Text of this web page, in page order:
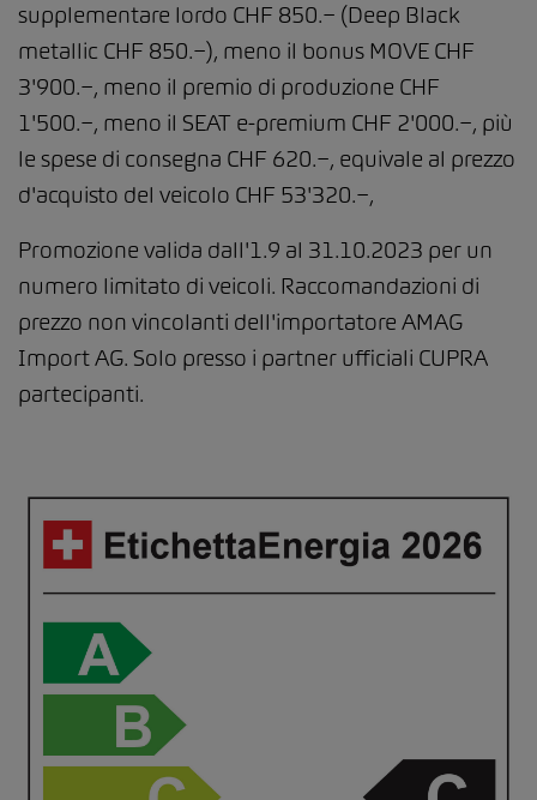
supplementare lordo CHF 850.− (Deep Black
metallic CHF 850.−), meno il bonus MOVE CHF
3'900.−, meno il premio di produzione CHF
1'500.−, meno il SEAT e-premium CHF 2'000.−, più
le spese di consegna CHF 620.−, equivale al prezzo
d'acquisto del veicolo CHF 53'320.−,
Promozione valida dall'1.9 al 31.10.2023 per un
numero limitato di veicoli. Raccomandazioni di
prezzo non vincolanti dell'importatore AMAG
Import AG. Solo presso i partner ufficiali CUPRA
partecipanti.